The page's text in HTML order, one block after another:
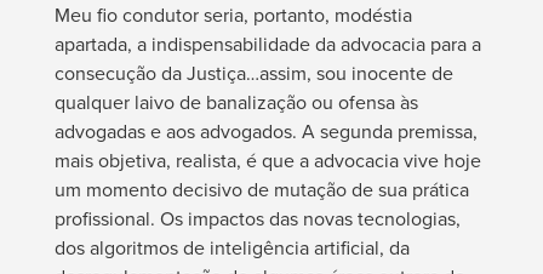
Meu fio condutor seria, portanto, modéstia
apartada, a indispensabilidade da advocacia para a
consecução da Justiça…assim, sou inocente de
qualquer laivo de banalização ou ofensa às
advogadas e aos advogados. A segunda premissa,
mais objetiva, realista, é que a advocacia vive hoje
um momento decisivo de mutação de sua prática
profissional. Os impactos das novas tecnologias,
dos algoritmos de inteligência artificial, da